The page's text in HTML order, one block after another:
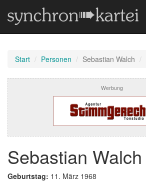
Start Personen Sebastian Walch
Werbung
Sebastian Walch
Geburtstag: 11. März 1968